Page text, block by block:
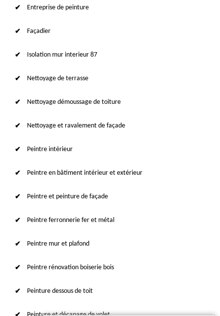
Entreprise de peinture
Façadier
Isolation mur interieur 87
Nettoyage de terrasse
Nettoyage démoussage de toiture
Nettoyage et ravalement de façade
Peintre intérieur
Peintre en bâtiment intérieur et extérieur
Peintre et peinture de façade
Peintre ferronnerie fer et métal
Peintre mur et plafond
Peintre rénovation boiserie bois
Peinture dessous de toit